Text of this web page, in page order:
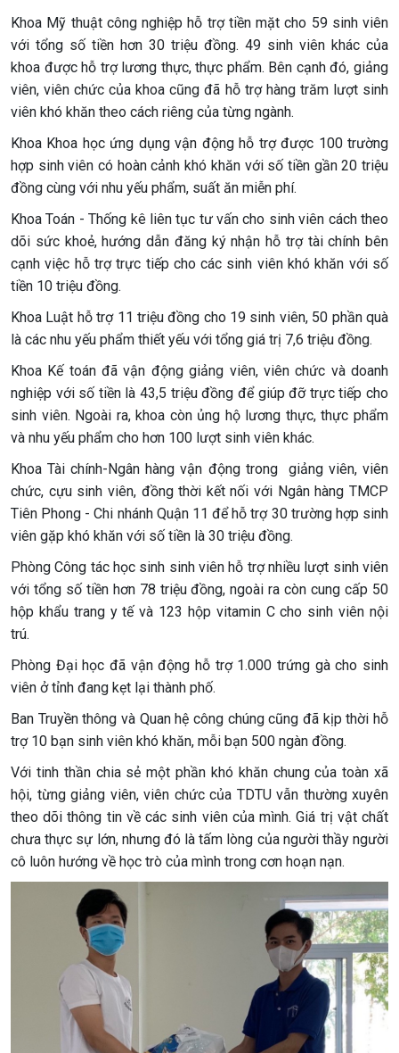
Khoa Mỹ thuật công nghiệp hỗ trợ tiền mặt cho 59 sinh viên
với tổng số tiền hơn 30 triệu đồng. 49 sinh viên khác của
khoa được hỗ trợ lương thực, thực phẩm. Bên cạnh đó, giảng
viên, viên chức của khoa cũng đã hỗ trợ hàng trăm lượt sinh
viên khó khăn theo cách riêng của từng ngành.
Khoa Khoa học ứng dụng vận động hỗ trợ được 100 trường
hợp sinh viên có hoàn cảnh khó khăn với số tiền gần 20 triệu
đồng cùng với nhu yếu phẩm, suất ăn miễn phí.
Khoa Toán - Thống kê liên tục tư vấn cho sinh viên cách theo
dõi sức khoẻ, hướng dẫn đăng ký nhận hỗ trợ tài chính bên
cạnh việc hỗ trợ trực tiếp cho các sinh viên khó khăn với số
tiền 10 triệu đồng.
Khoa Luật hỗ trợ 11 triệu đồng cho 19 sinh viên, 50 phần quà
là các nhu yếu phẩm thiết yếu với tổng giá trị 7,6 triệu đồng.
Khoa Kế toán đã vận động giảng viên, viên chức và doanh
nghiệp với số tiền là 43,5 triệu đồng để giúp đỡ trực tiếp cho
sinh viên. Ngoài ra, khoa còn ủng hộ lương thực, thực phẩm
và nhu yếu phẩm cho hơn 100 lượt sinh viên khác.
Khoa Tài chính-Ngân hàng vận động trong giảng viên, viên
chức, cựu sinh viên, đồng thời kết nối với Ngân hàng TMCP
Tiên Phong - Chi nhánh Quận 11 để hỗ trợ 30 trường hợp sinh
viên gặp khó khăn với số tiền là 30 triệu đồng.
Phòng Công tác học sinh sinh viên hỗ trợ nhiều lượt sinh viên
với tổng số tiền hơn 78 triệu đồng, ngoài ra còn cung cấp 50
hộp khẩu trang y tế và 123 hộp vitamin C cho sinh viên nội
trú.
Phòng Đại học đã vận động hỗ trợ 1.000 trứng gà cho sinh
viên ở tỉnh đang kẹt lại thành phố.
Ban Truyền thông và Quan hệ công chúng cũng đã kịp thời hỗ
trợ 10 bạn sinh viên khó khăn, mỗi bạn 500 ngàn đồng.
Với tinh thần chia sẻ một phần khó khăn chung của toàn xã
hội, từng giảng viên, viên chức của TDTU vẫn thường xuyên
theo dõi thông tin về các sinh viên của mình. Giá trị vật chất
chưa thực sự lớn, nhưng đó là tấm lòng của người thầy người
cô luôn hướng về học trò của mình trong cơn hoạn nạn.